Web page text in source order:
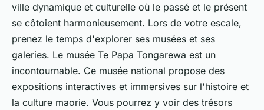
ville dynamique et culturelle où le passé et le présent
se côtoient harmonieusement. Lors de votre escale,
prenez le temps d'explorer ses musées et ses
galeries. Le musée Te Papa Tongarewa est un
incontournable. Ce musée national propose des
expositions interactives et immersives sur l'histoire et
la culture maorie. Vous pourrez y voir des trésors